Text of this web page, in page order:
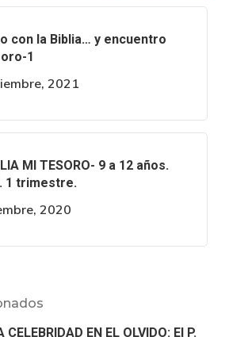
con la Biblia… y encuentro
1
2021
MI TESORO- 9 a 12 años.
1 trimestre.
2020
CELEBRIDAD EN EL OLVIDO: El P.